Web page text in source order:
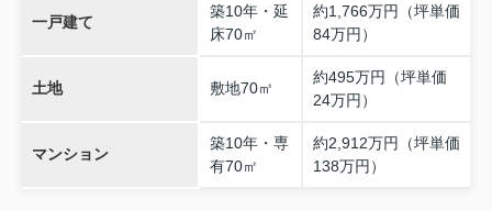
一戸建て
築10年・延
床70㎡
約1,766万円（坪単価
84万円）
土地 敷地70㎡
約495万円（坪単価
24万円）
マンション
築10年・専
有70㎡
約2,912万円（坪単価
138万円）